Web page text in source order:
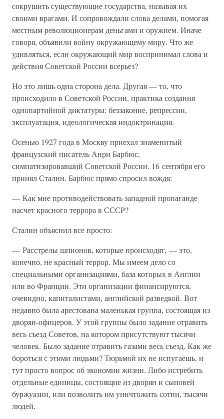
сокрушить существующие государства, называя их
своими врагами. И сопровождали слова делами, помогая
местным революционерам деньгами и оружием. Иначе
говоря, объявили войну окружающему миру. Что же
удивляться, если окружающий мир воспринимал слова и
действия Советской России всерьез?
Но это лишь одна сторона дела. Другая — то, что
происходило в Советской России, практика создания
однопартийной диктатуры: беззаконие, репрессии,
эксплуатация, идеологическая индоктринация.
Осенью 1927 года в Москву приехал знаменитый
французский писатель Анри Барбюс,
симпатизировавший Советской России. 16 сентября его
принял Сталин. Барбюс прямо спросил вождя:
— Как мне противодействовать западной пропаганде
насчет красного террора в СССР?
Сталин объяснил все просто:
— Расстрелы шпионов, которые происходят, — это,
конечно, не красный террор. Мы имеем дело со
специальными организациями, база которых в Англии
или во Франции. Эти организации финансируются,
очевидно, капиталистами, английской разведкой. Вот
недавно была арестована маленькая группа, состоящая из
дворян-офицеров. У этой группы было задание отравить
весь съезд Советов, на котором присутствуют тысячи
человек. Было задание отравить газами весь съезд. Как же
бороться с этими людьми? Тюрьмой их не испугаешь, и
тут просто вопрос об экономии жизни. Либо истребить
отдельные единицы, состоящие из дворян и сыновей
буржуазии, или позволить им уничтожить сотни, тысячи
людей.